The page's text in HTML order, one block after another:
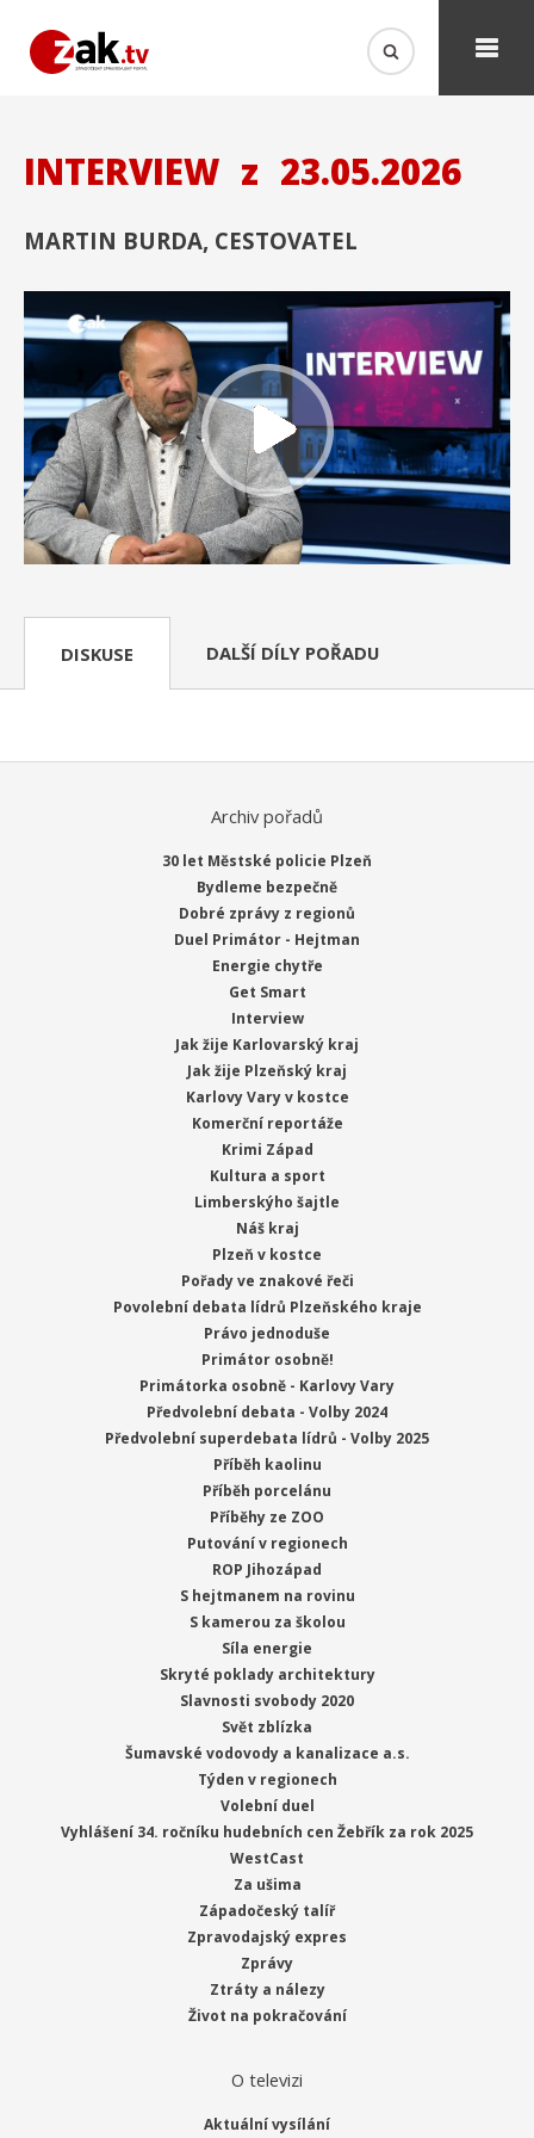
INTERVIEW z 23.05.2026
MARTIN BURDA, CESTOVATEL
DISKUSE DALŠÍ DÍLY POŘADU
Archiv pořadů
30 let Městské policie Plzeň
Bydleme bezpečně
Dobré zprávy z regionů
Duel Primátor - Hejtman
Energie chytře
Get Smart
Interview
Jak žije Karlovarský kraj
Jak žije Plzeňský kraj
Karlovy Vary v kostce
Komerční reportáže
Krimi Západ
Kultura a sport
Limberskýho šajtle
Náš kraj
Plzeň v kostce
Pořady ve znakové řeči
Povolební debata lídrů Plzeňského kraje
Právo jednoduše
Primátor osobně!
Primátorka osobně - Karlovy Vary
Předvolební debata - Volby 2024
Předvolební superdebata lídrů - Volby 2025
Příběh kaolinu
Příběh porcelánu
Příběhy ze ZOO
Putování v regionech
ROP Jihozápad
S hejtmanem na rovinu
S kamerou za školou
Síla energie
Skryté poklady architektury
Slavnosti svobody 2020
Svět zblízka
Šumavské vodovody a kanalizace a.s.
Týden v regionech
Volební duel
Vyhlášení 34. ročníku hudebních cen Žebřík za rok 2025
WestCast
Za ušima
Západočeský talíř
Zpravodajský expres
Zprávy
Ztráty a nálezy
Život na pokračování
O televizi
Aktuální vysílání